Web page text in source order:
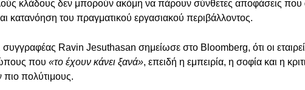
κλάδους δεν μπορούν ακόμη να πάρουν σύνθετες αποφάσεις που
κατανόηση του πραγματικού εργασιακού περιβάλλοντος.
Ravin Jesuthasan σημείωσε στο Bloomberg, ότι οι
που «το έχουν κάνει ξανά», επειδή η εμπειρία, η σοφία και η
πιο πολύτιμους.